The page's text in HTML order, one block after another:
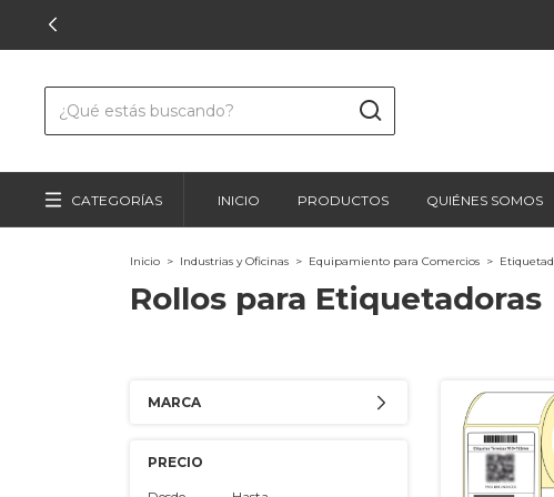
CATEGORÍAS INICIO PRODUCTOS QUIÉNES SOMOS
Inicio > Industrias y Oficinas > Equipamiento para Comercios >
Rollos para Etiquetadoras
MARCA
PRECIO